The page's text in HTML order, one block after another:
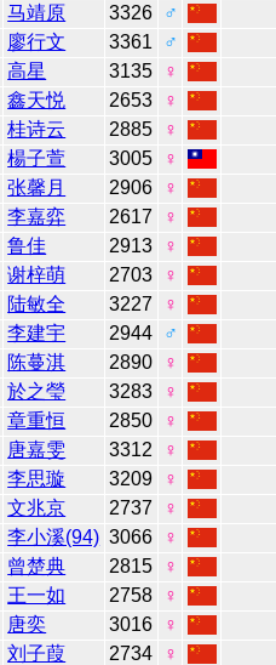
马靖原 3326
♂
廖行文 3361
♂
高星 3135
♀
鑫天悦 2653
♀
桂诗云 2885
♀
楊子萱 3005
♀
张馨月 2906
♀
李嘉弈 2617
♀
鲁佳 2913
♀
谢梓萌 2703
♀
陆敏全 3227
♀
李建宇 2944
♂
陈蔓淇 2890
♀
於之瑩 3283
♀
章重恒 2850
♀
唐嘉雯 3312
♀
李思璇 3209
♀
文兆京 2737
♀
李小溪(94) 3066
♀
曾楚典 2815
♀
王一如 2758
♀
唐奕 3016
♀
刘子葭 2734
♀